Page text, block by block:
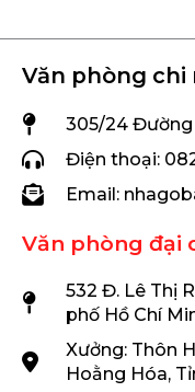
Văn phòng đại
532 Đ. Lê Thị
phố Hồ Chí
Xưởng: Thôn
Hoằng Hóa,
Văn phòng chi
305/24 Đường
Điện thoại:
Email: